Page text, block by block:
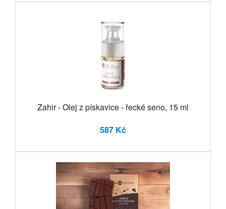
Zahir - Olej z pískavice - řecké seno, 15 ml
587 Kč